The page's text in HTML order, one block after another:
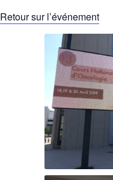
Retour sur l’événement